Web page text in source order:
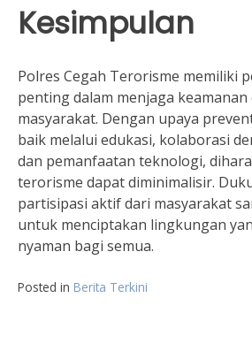
Kesimpulan
Polres Cegah Terorisme memiliki
penting dalam menjaga
masyarakat. Dengan upaya
baik melalui edukasi, kolaborasi
dan pemanfaatan teknologi,
terorisme dapat diminimalisir.
partisipasi aktif dari masyarakat
untuk menciptakan lingkungan
nyaman bagi semua.
Posted in Berita Terkini